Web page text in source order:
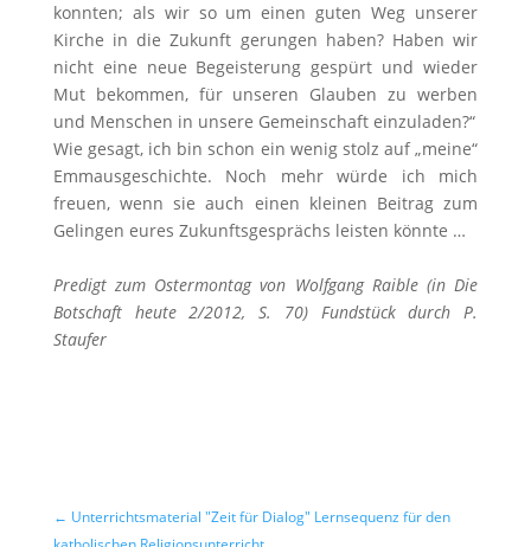
konnten; als wir so um einen guten Weg unserer
Kirche in die Zukunft gerungen haben? Haben wir
nicht eine neue Begeisterung gespürt und wieder
Mut bekommen, für unseren Glauben zu werben
und Menschen in unsere Gemeinschaft einzuladen?“
Wie gesagt, ich bin schon ein wenig stolz auf „meine“
Emmausgeschichte. Noch mehr würde ich mich
freuen, wenn sie auch einen kleinen Beitrag zum
Gelingen eures Zukunftsgesprächs leisten könnte …
Predigt zum Ostermontag von Wolfgang Raible (in Die
Botschaft heute 2/2012, S. 70) Fundstück durch P.
Staufer
← Unterrichtsmaterial "Zeit für Dialog" Lernsequenz für den